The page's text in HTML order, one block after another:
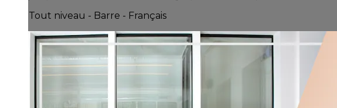
Tout niveau - Barre - Français